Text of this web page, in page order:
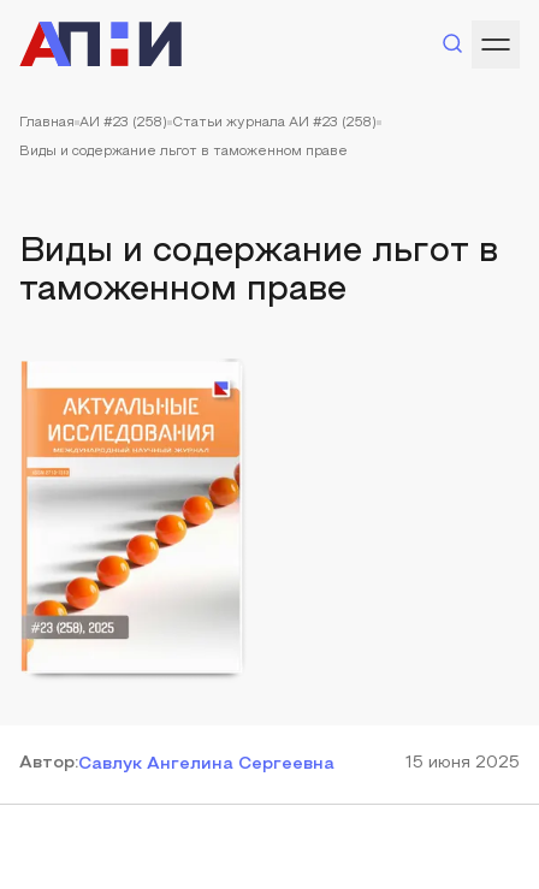
Главная АИ #23 (258) Статьи журнала АИ #23 (258)
Виды и содержание льгот в таможенном праве
Виды и содержание льгот в
таможенном праве
Автор:Савлук Ангелина Сергеевна 15 июня 2025